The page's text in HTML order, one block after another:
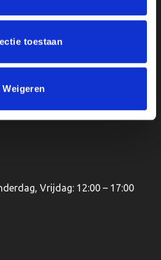
toestaan
Weigeren
Vrijdag: 12:00 – 17:00